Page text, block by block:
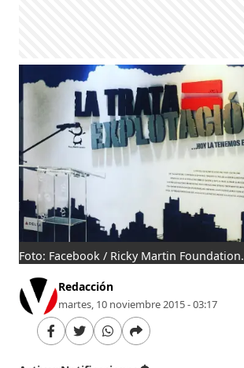
Foto: Facebook / Ricky Martin Foundation.
Redacción
martes, 10 noviembre 2015 - 03:17